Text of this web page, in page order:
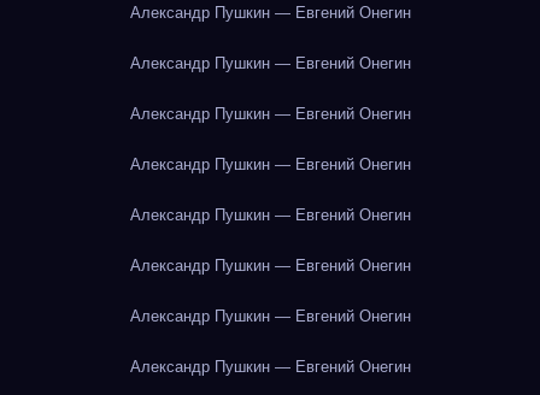
Александр Пушкин — Евгений Онегин
Александр Пушкин — Евгений Онегин
Александр Пушкин — Евгений Онегин
Александр Пушкин — Евгений Онегин
Александр Пушкин — Евгений Онегин
Александр Пушкин — Евгений Онегин
Александр Пушкин — Евгений Онегин
Александр Пушкин — Евгений Онегин